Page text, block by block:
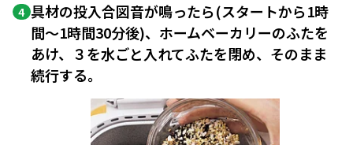
4 具材の投入合図音が鳴ったら(スタートから1時
間〜1時間30分後)、ホームベーカリーのふたを
あけ、３を水ごと入れてふたを閉め、そのまま
続行する。